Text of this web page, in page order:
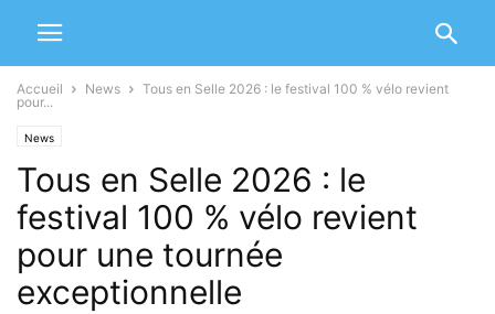
Accueil News
Tous en Selle 2026 : le festival 100 % vélo revient
pour...
News
Tous en Selle 2026 : le
festival 100 % vélo revient
pour une tournée
exceptionnelle